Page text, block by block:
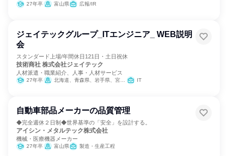
27年卒 富山県 広報/IR
ジェイテックグループ_ITエンジニア_ WEB説明
会
スタンダード上場/年間休日121日・土日祝休
技術商社 株式会社ジェイテック
人材派遣・職業紹介、人事・人材サービス
27年卒 北海道、青森県、岩手県、宮城県、秋田県、山形県、福島県、茨城県、栃木県、群馬県、埼玉県、千葉県、東京都、神奈川県、新潟県、富山県、石川県、福井県、山梨県、長野県、岐阜県、静岡県、愛知県、三重県、滋賀県、京都府、大阪府、兵庫県、奈良県、和歌山県、鳥取県、島根県、岡山県、広島県、山口県、徳島県、香川県、愛媛県、高知県、福岡県、佐賀県、長崎県、熊本県、大分県、宮崎県、鹿児島県、沖縄県 IT
自動車部品メーカーの品質管理
◆完全週休２日制◆世界基準の「安全」を設計する。
アイシン・メタルテック株式会社
機械・医療機器メーカー
27年卒 富山県 製造・生産工程